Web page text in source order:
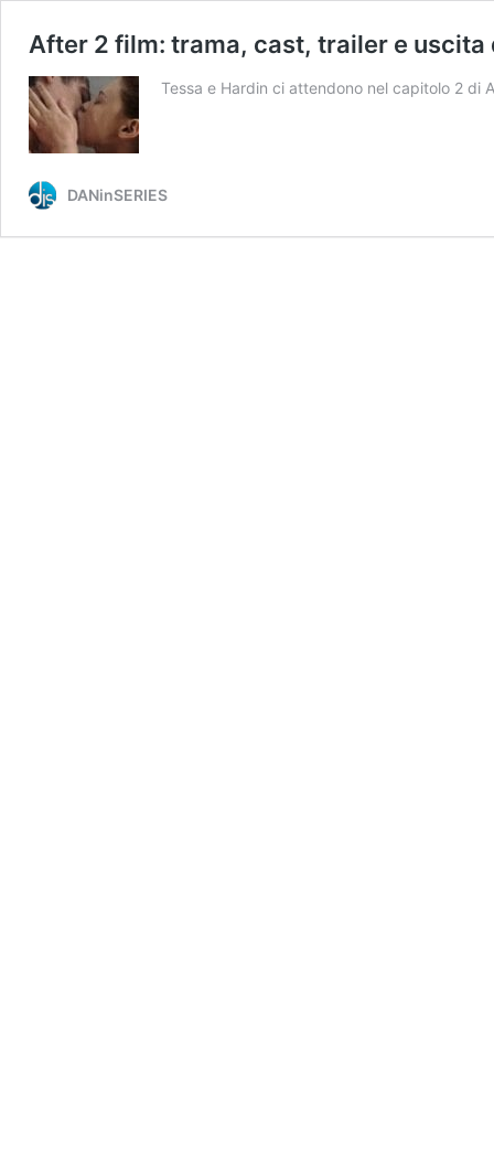
After 2 film: trama, cast, trailer e uscita
Tessa e Hardin ci attendono nel capitolo 2
DANinSERIES